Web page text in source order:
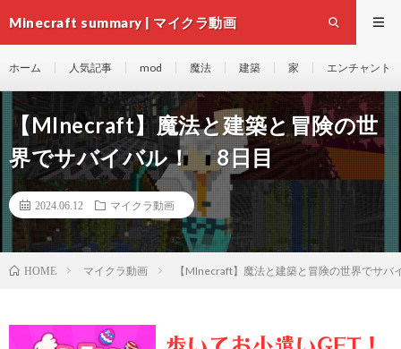
Minecraft summary | マイクラ動画
ホーム 人気記事 mod 魔法 建築 家 エンチャント
【MInecraft】魔法と建築と冒険の世
界でサバイバル！ 8日目
2024.06.12 マイクラ動画
HOME マイクラ動画 【MInecraft】魔法と建築と冒険の世界でサ